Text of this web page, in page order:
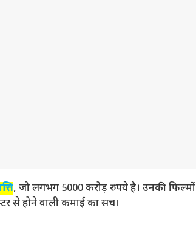
, जो लगभग 5000 करोड़ रुपये है। उनकी फिल्मों
से होने वाली कमाई का सच।